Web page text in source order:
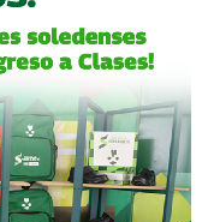
por hacer cosas
échenle ganas y
informen
vialidades.
de tránsito de la
, y luego dense una